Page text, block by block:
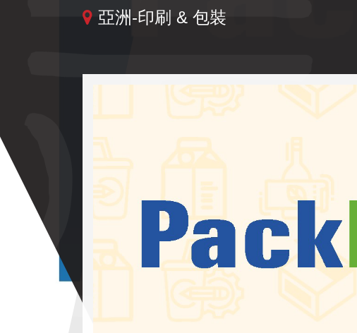
亞洲-印刷 & 包裝